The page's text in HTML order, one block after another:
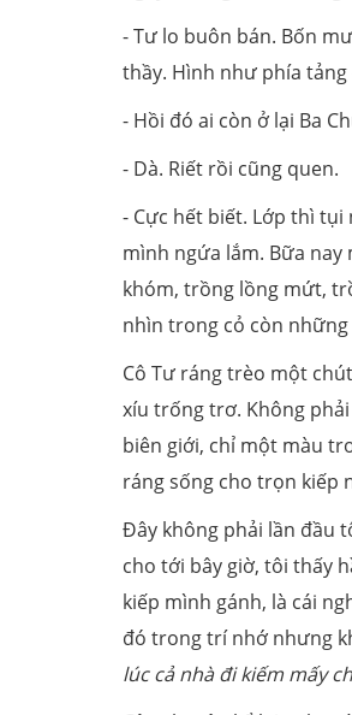
- Tư lo buôn bán. Bốn
thầy. Hình như phía
- Hồi đó ai còn ở lại Ba
- Dà. Riết rồi cũng quen.
- Cực hết biết. Lớp thì
mình ngứa lắm. Bữa
khóm, trồng lồng mứt,
nhìn trong cỏ còn
Cô Tư ráng trèo một
xíu trống trơ. Không
biên giới, chỉ một màu
ráng sống cho trọn kiếp
Đây không phải lần đầu
cho tới bây giờ, tôi thấy
kiếp mình gánh, là cái
đó trong trí nhớ nhưng
lúc cả nhà đi kiếm mấy